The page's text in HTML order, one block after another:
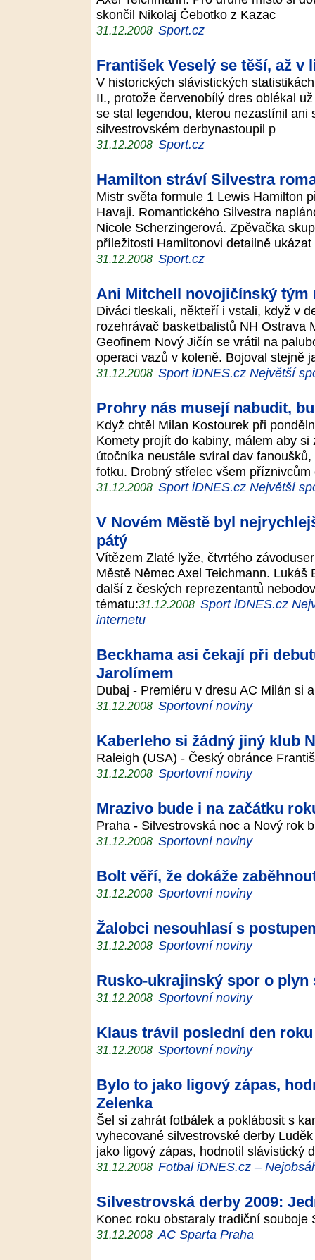
skončil Nikolaj Čebotko z Kazac
31.12.2008 Sport.cz
František Veselý se těší, až v
V historických slávistických
II., protože červenobílý dres oblékal
se stal legendou, kterou nezastínil ani
silvestrovském derbynastoupil p
31.12.2008 Sport.cz
Hamilton stráví Silvestra
Mistr světa formule 1 Lewis Hamilton
Havaji. Romantického Silvestra
Nicole Scherzingerová. Zpěvačka
příležitosti Hamiltonovi detailně
31.12.2008 Sport.cz
Ani Mitchell novojičínský tým
Diváci tleskali, někteří i vstali, když v
rozehrávač basketbalistů NH Ostrava
Geofinem Nový Jičín se vrátil na
operaci vazů v koleně. Bojoval stejně
31.12.2008 Sport iDNES.cz Největší
Prohry nás musejí nabudit,
Když chtěl Milan Kostourek při
Komety projít do kabiny, málem aby
útočníka neustále svíral dav
fotku. Drobný střelec všem
31.12.2008 Sport iDNES.cz Největší
V Novém Městě byl
pátý
Vítězem Zlaté lyže, čtvrtého
Městě Němec Axel Teichmann.
další z českých reprezentantů
tématu:31.12.2008 Sport iDNES.cz
internetu
Beckhama asi čekají při
Jarolímem
Dubaj - Premiéru v dresu AC Milán si
31.12.2008 Sportovní noviny
Kaberleho si žádný jiný klub
Raleigh (USA) - Český obránce
31.12.2008 Sportovní noviny
Mrazivo bude i na začátku
Praha - Silvestrovská noc a Nový rok
31.12.2008 Sportovní noviny
Bolt věří, že dokáže
31.12.2008 Sportovní noviny
Žalobci nesouhlasí s
31.12.2008 Sportovní noviny
Rusko-ukrajinský spor o plyn
31.12.2008 Sportovní noviny
Klaus trávil poslední den
31.12.2008 Sportovní noviny
Bylo to jako ligový zápas,
Zelenka
Šel si zahrát fotbálek a poklábosit s
vyhecované silvestrovské derby
jako ligový zápas, hodnotil
31.12.2008 Fotbal iDNES.cz –
Silvestrovská derby 2009:
Konec roku obstaraly tradiční
31.12.2008 AC Sparta Praha